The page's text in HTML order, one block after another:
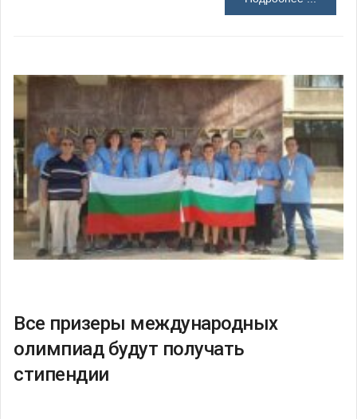
Все призеры международных
олимпиад будут получать
стипендии